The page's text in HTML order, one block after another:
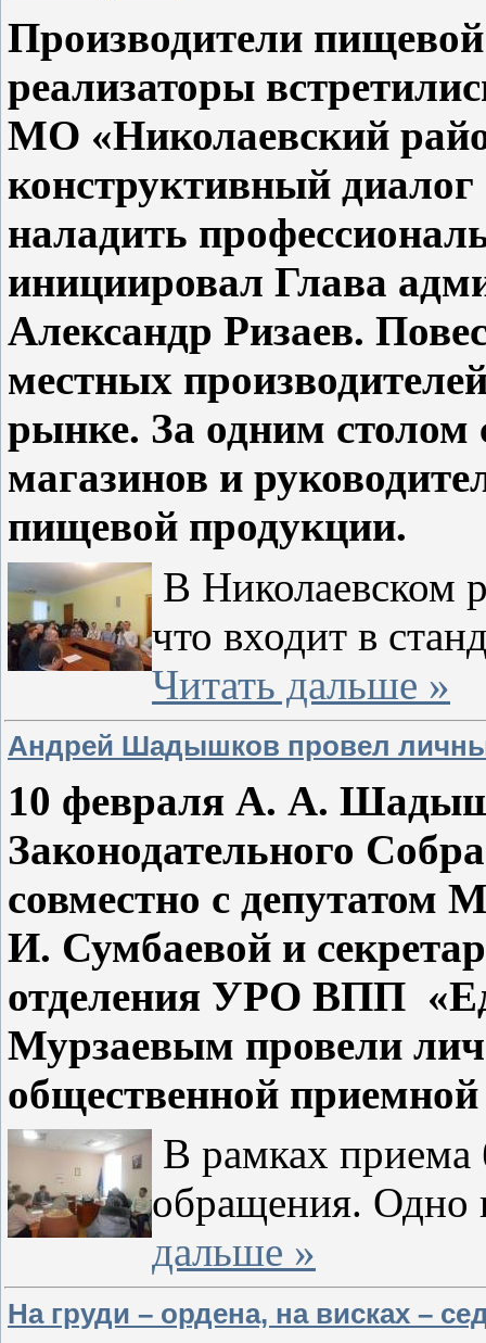
Производители
реализаторы
МО «Николаевский
конструктивный
наладить
инициировал Глава
Александр Ризаев.
местных
рынке. За одним столом
магазинов и
пищевой продукции.
В Николаевском
что входит в
Читать дальше »
Андрей Шадышков провел
10 февраля А. А.
Законодательного
совместно с
И. Сумбаевой и
отделения УРО ВПП
Мурзаевым провели
общественной
В рамках приема
обращения. Одно
дальше »
На груди – ордена, на висках –